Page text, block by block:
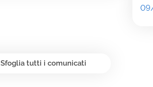
Sfoglia tutti i comunicati